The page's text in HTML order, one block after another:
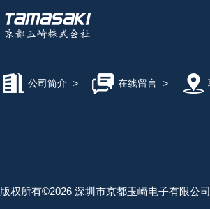
公司简介 > 在线留言>
版权所有©2026 深圳市京都玉崎电子有限公